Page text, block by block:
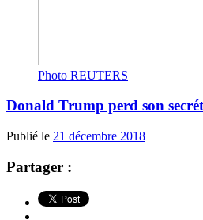
Photo REUTERS
Donald Trump perd son
Publié le 21 décembre 2018
Partager :